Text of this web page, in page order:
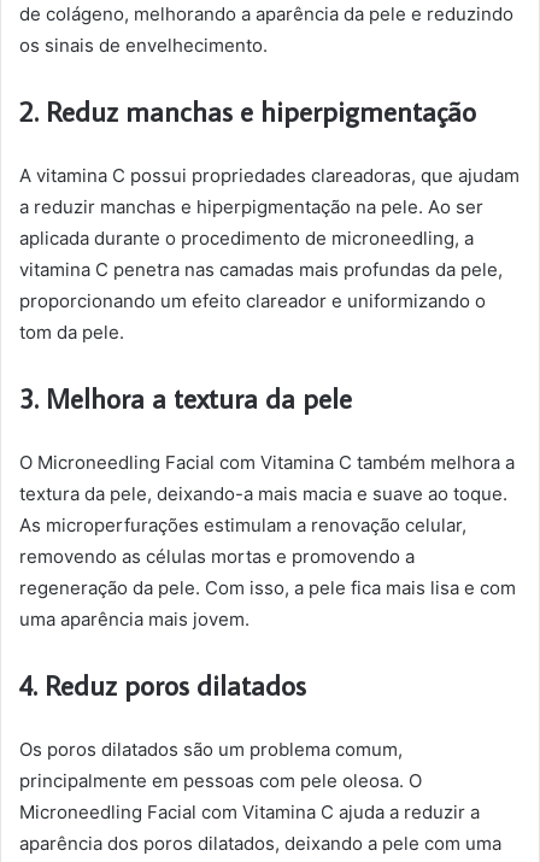
de colágeno, melhorando a aparência da pele e reduzindo
os sinais de envelhecimento.
2. Reduz manchas e hiperpigmentação
A vitamina C possui propriedades clareadoras, que ajudam
a reduzir manchas e hiperpigmentação na pele. Ao ser
aplicada durante o procedimento de microneedling, a
vitamina C penetra nas camadas mais profundas da pele,
proporcionando um efeito clareador e uniformizando o
tom da pele.
3. Melhora a textura da pele
O Microneedling Facial com Vitamina C também melhora a
textura da pele, deixando-a mais macia e suave ao toque.
As microperfurações estimulam a renovação celular,
removendo as células mortas e promovendo a
regeneração da pele. Com isso, a pele fica mais lisa e com
uma aparência mais jovem.
4. Reduz poros dilatados
Os poros dilatados são um problema comum,
principalmente em pessoas com pele oleosa. O
Microneedling Facial com Vitamina C ajuda a reduzir a
aparência dos poros dilatados, deixando a pele com uma